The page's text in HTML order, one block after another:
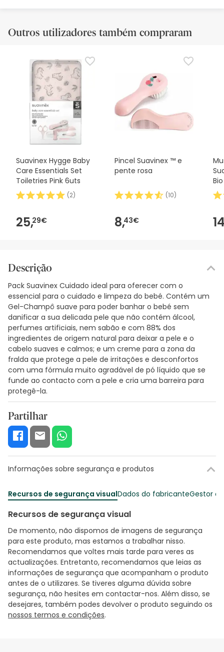
Outros utilizadores também compraram
Suavinex Hygge Baby
Care Essentials Set
Toiletries Pink 6uts
(2)
25,29€
Pincel Suavinex ™ e
pente rosa
(10)
8,43€
Descrição
Pack Suavinex Cuidado ideal para oferecer com o
essencial para o cuidado e limpeza do bebé. Contém um
Gel-Champô suave para poder banhar o bebé sem
danificar a sua delicada pele que não contém álcool,
perfumes artificiais, nem sabão e com 88% dos
ingredientes de origem natural para deixar a pele e o
cabelo suaves e calmos; e um creme para a zona da
fralda que protege a pele de irritações e desconfortos
com uma fórmula muito agradável de pó líquido que se
funde ao contacto com a pele e cria uma barreira para
protegê-la.
Partilhar
Informações sobre segurança e produtos
Recursos de segurança visualDados do fabricanteGestor
Recursos de segurança visual
De momento, não dispomos de imagens de segurança
para este produto, mas estamos a trabalhar nisso.
Recomendamos que voltes mais tarde para veres as
actualizações. Entretanto, recomendamos que leias as
informações de segurança que acompanham o produto
antes de o utilizares. Se tiveres alguma dúvida sobre
segurança, não hesites em contactar-nos. Além disso, se
desejares, também podes devolver o produto seguindo os
nossos termos e condições.